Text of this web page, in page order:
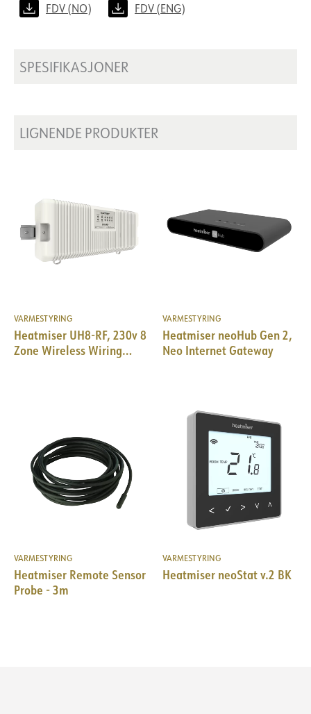
FDV (NO) FDV (ENG)
SPESIFIKASJONER
LIGNENDE PRODUKTER
VARMESTYRING
Heatmiser UH8-RF, 230v 8
Zone Wireless Wiring
VARMESTYRING
Heatmiser neoHub Gen 2,
Neo Internet Gateway
VARMESTYRING
Heatmiser Remote Sensor
Probe - 3m
VARMESTYRING
Heatmiser neoStat v.2 BK